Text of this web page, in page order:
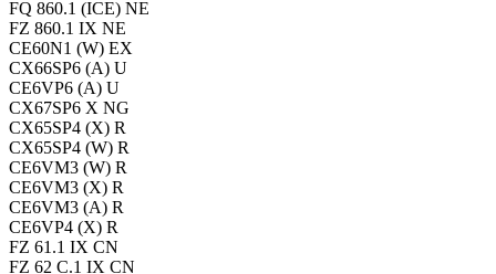
FQ 860.1 (ICE) NE
FZ 860.1 IX NE
CE60N1 (W) EX
CX66SP6 (A) U
CE6VP6 (A) U
CX67SP6 X NG
CX65SP4 (X) R
CX65SP4 (W) R
CE6VM3 (W) R
CE6VM3 (X) R
CE6VM3 (A) R
CE6VP4 (X) R
FZ 61.1 IX CN
FZ 62 C.1 IX CN